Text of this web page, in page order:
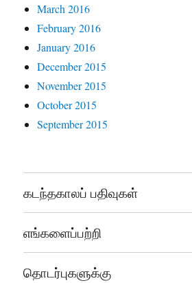
March 2016
February 2016
January 2016
December 2015
November 2015
October 2015
September 2015
கடந்தகாலப் பதிவுகள்
எங்களைப்பற்றி
தொடர்புகளுக்கு